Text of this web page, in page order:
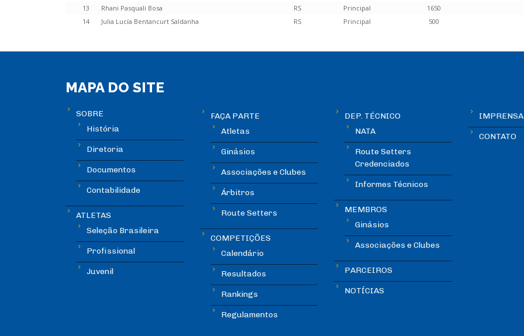
13
Rhani Pasquali Bosa RS Principal
1650
14
Julia Lucía Bentancurt Saldanha RS Principal 500
MAPA DO SITE
SOBRE
História
Diretoria
Documentos
Contabilidade
ATLETAS
Seleção Brasileira
Profissional
Juvenil
FAÇA PARTE
Atletas
Ginásios
Associações e Clubes
Árbitros
Route Setters
COMPETIÇÕES
Calendário
Resultados
Rankings
Regulamentos
DEP. TÉCNICO
NATA
Route Setters
Credenciados
Informes Técnicos
MEMBROS
Ginásios
Associações e Clubes
PARCEIROS
NOTÍCIAS
IMPRENSA
CONTATO